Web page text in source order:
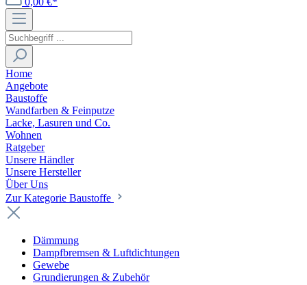
Home
Angebote
Baustoffe
Wandfarben & Feinputze
Lacke, Lasuren und Co.
Wohnen
Ratgeber
Unsere Händler
Unsere Hersteller
Über Uns
Zur Kategorie Baustoffe
Dämmung
Dampfbremsen & Luftdichtungen
Gewebe
Grundierungen & Zubehör